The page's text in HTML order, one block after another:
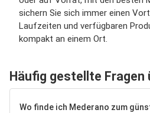
sichern Sie sich immer einen
Laufzeiten und verfügbaren
kompakt an einem Ort.
Häufig gestellte Fragen
Wo finde ich Mederano zum